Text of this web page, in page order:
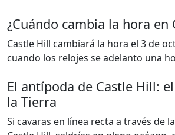
¿Cuándo cambia la hora en
Castle Hill cambiará la hora el 3 de
cuando los relojes se adelanto una
El antípoda de Castle Hill:
la Tierra
Si cavaras en línea recta a través de